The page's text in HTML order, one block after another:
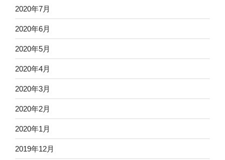
2020年7月
2020年6月
2020年5月
2020年4月
2020年3月
2020年2月
2020年1月
2019年12月